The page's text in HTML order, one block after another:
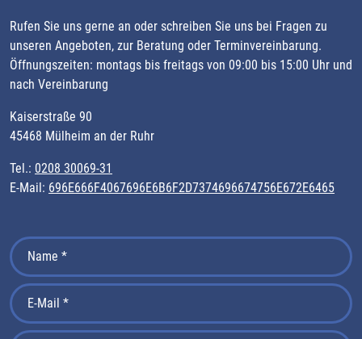
Rufen Sie uns gerne an oder schreiben Sie uns bei Fragen zu
unseren Angeboten, zur Beratung oder Terminvereinbarung.
Öffnungszeiten: montags bis freitags von 09:00 bis 15:00 Uhr und
nach Vereinbarung
Kaiserstraße 90
45468 Mülheim an der Ruhr
Tel.: 0208 30069-31
E-Mail: 696E666F4067696E6B6F2D7374696674756E672E6465